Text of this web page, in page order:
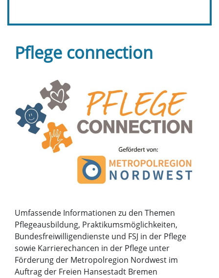
Pflege connection
Umfassende Informationen zu den Themen
Pflegeausbildung, Praktikumsmöglichkeiten,
Bundesfreiwilligendienste und FSJ in der Pflege
sowie Karrierechancen in der Pflege unter
Förderung der Metropolregion Nordwest im
Auftrag der Freien Hansestadt Bremen